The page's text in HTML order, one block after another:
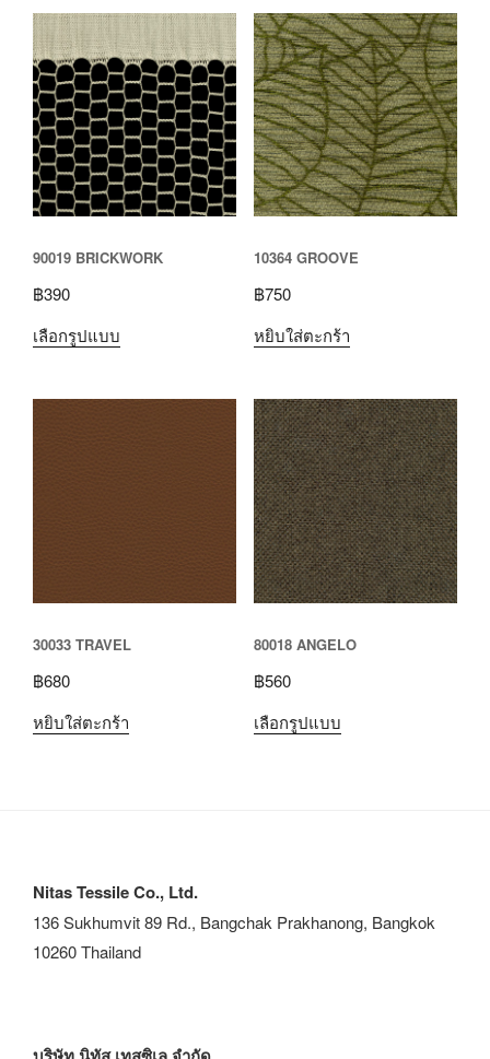
90019 BRICKWORK
฿390
เลือกรูปแบบ
10364 GROOVE
฿750
หยิบใส่ตะกร้า
30033 TRAVEL
฿680
หยิบใส่ตะกร้า
80018 ANGELO
฿560
เลือกรูปแบบ
Nitas Tessile Co., Ltd.
136 Sukhumvit 89 Rd., Bangchak Prakhanong, Bangkok
10260 Thailand